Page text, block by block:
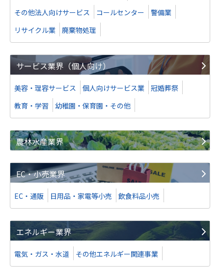
その他法人向けサービス
コールセンター
警備業
リサイクル業
廃棄物処理
サービス業界（個人向け）
美容・理容サービス 個人向けサービス業
冠婚葬祭
教育・学習
幼稚園・保育園・その他
農林水産業界
EC・小売業界
EC・通販 日用品・家電等小売 飲食料品小売
エネルギー業界
電気・ガス・水道 その他エネルギー関連事業